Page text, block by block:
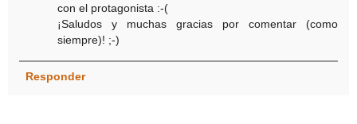
con el protagonista :-(
¡Saludos y muchas gracias por comentar (como
siempre)! ;-)
Responder